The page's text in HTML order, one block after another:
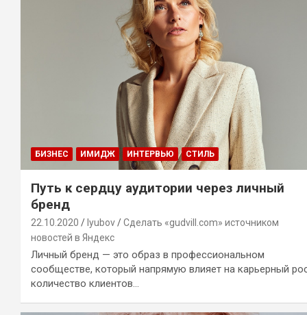
БИЗНЕС ИМИДЖ ИНТЕРВЬЮ СТИЛЬ
Путь к сердцу аудитории через личный
бренд
22.10.2020 lyubov
Сделать «gudvill.com» источником
новостей в Яндекс
Личный бренд — это образ в профессиональном
сообществе, который напрямую влияет на карьерный
количество клиентов…